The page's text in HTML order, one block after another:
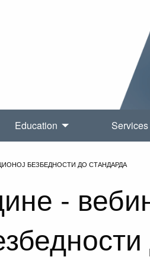
Education Services
БЕЗБЕДНОСТИ ДО СТАНДАРДА
-